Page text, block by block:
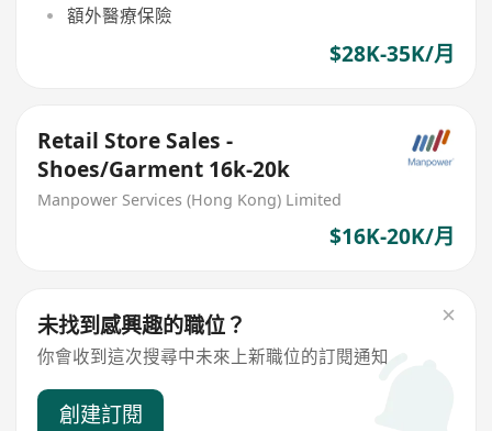
額外醫療保險
$28K-35K/月
Retail Store Sales -
Shoes/Garment 16k-20k
Manpower Services (Hong Kong) Limited
$16K-20K/月
未找到感興趣的職位？
你會收到這次搜尋中未來上新職位的訂閱通知
創建訂閱